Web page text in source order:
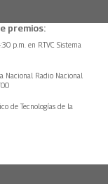
premios:
p.m. en RTVC Sistema
Nacional Radio Nacional
de Tecnologías de la